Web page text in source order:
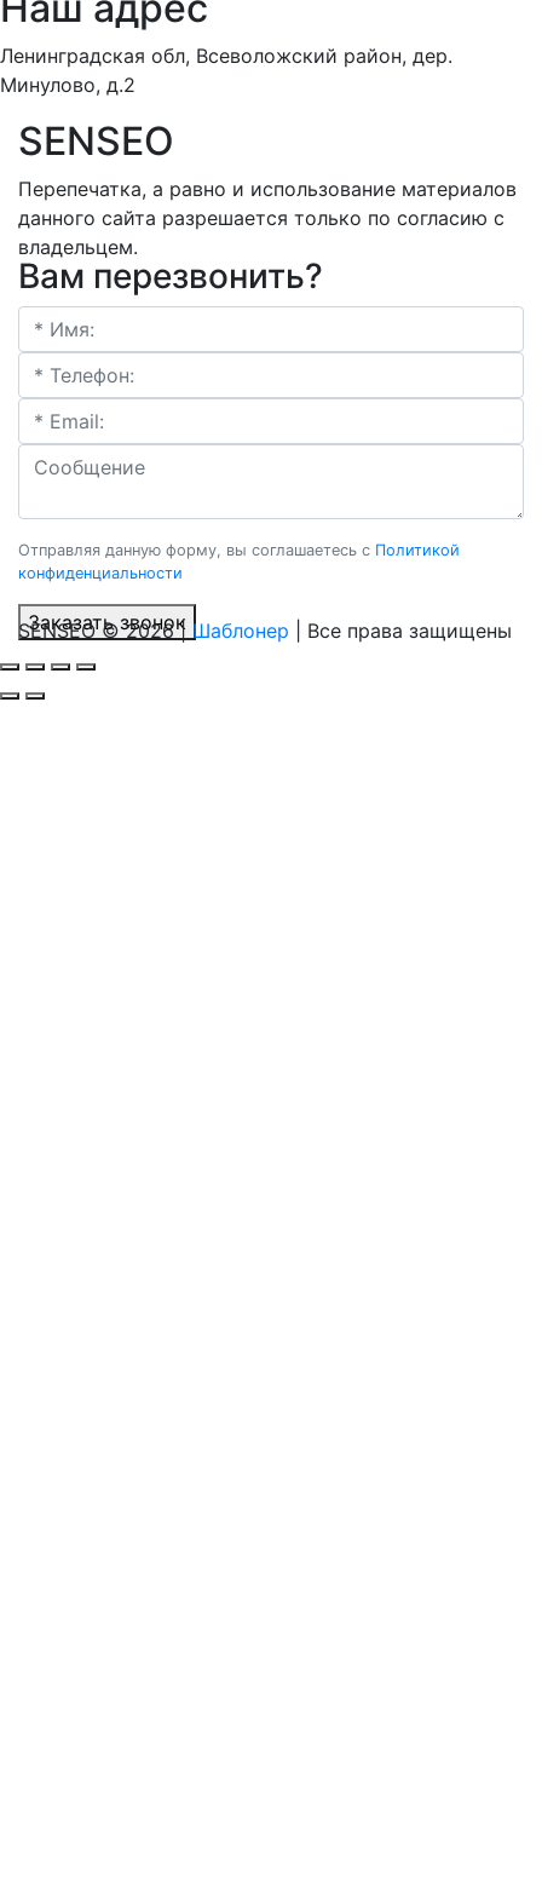
Ленинградская обл, Всеволожский район, дер.
Минулово, д.2
SENSEO
Перепечатка, а равно и использование материалов
данного сайта разрешается только по согласию с
владельцем.
Вам перезвонить?
Отправляя данную форму, вы соглашаетесь c Политикой
конфиденциальности
Заказать звонок
SENSEO © 2026 | Шаблонер | Все права защищены